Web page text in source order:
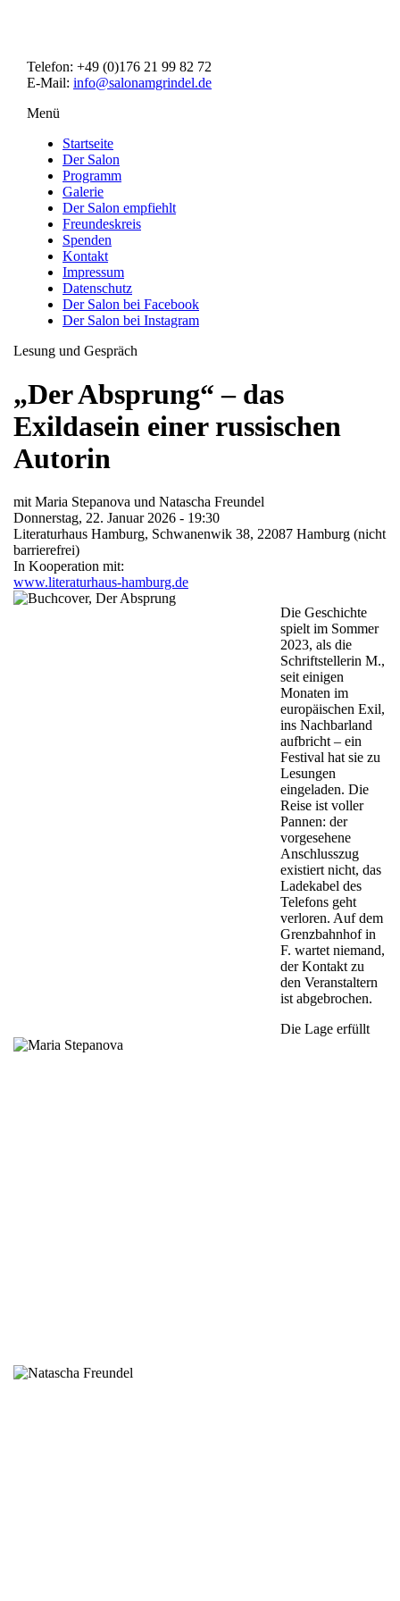
Telefon: +49 (0)176 21 99 82 72
E-Mail: info@salonamgrindel.de
Menü
Startseite
Der Salon
Programm
Galerie
Der Salon empfiehlt
Freundeskreis
Spenden
Kontakt
Impressum
Datenschutz
Der Salon bei Facebook
Der Salon bei Instagram
Lesung und Gespräch
„Der Absprung“ – das
Exildasein einer russischen
Autorin
mit Maria Stepanova und Natascha Freundel
Donnerstag, 22. Januar 2026 - 19:30
Literaturhaus Hamburg, Schwanenwik 38, 22087 Hamburg (nicht
barrierefrei)
In Kooperation mit:
www.literaturhaus-hamburg.de
Die Geschichte
spielt im Sommer
2023, als die
Schriftstellerin M.,
seit einigen
Monaten im
europäischen Exil,
ins Nachbarland
aufbricht – ein
Festival hat sie zu
Lesungen
eingeladen. Die
Reise ist voller
Pannen: der
vorgesehene
Anschlusszug
existiert nicht, das
Ladekabel des
Telefons geht
verloren. Auf dem
Grenzbahnhof in
F. wartet niemand,
der Kontakt zu
den Veranstaltern
ist abgebrochen.
Die Lage erfüllt